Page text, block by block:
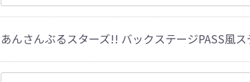
あんさんぶるスターズ!! バックステージPASS風